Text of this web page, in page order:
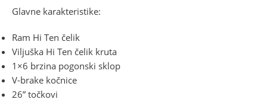
Glavne karakteristike:
Ram Hi Ten čelik
Viljuška Hi Ten čelik kruta
1×6 brzina pogonski sklop
V-brake kočnice
26” točkovi